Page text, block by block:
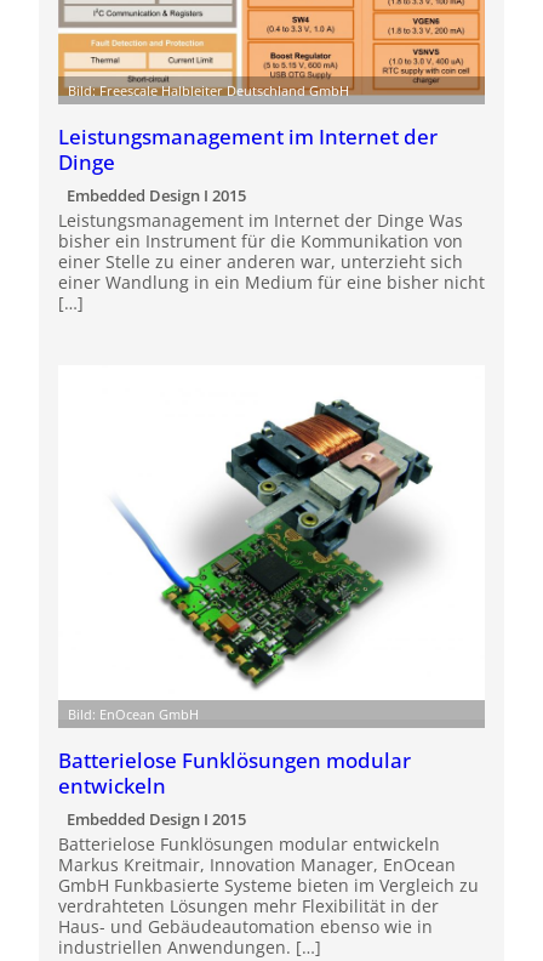
Bild: Freescale Halbleiter Deutschland GmbH
Leistungsmanagement im Internet der
Dinge
Embedded Design I 2015
Leistungsmanagement im Internet der Dinge Was
bisher ein Instrument für die Kommunikation von
einer Stelle zu einer anderen war, unterzieht sich
einer Wandlung in ein Medium für eine bisher nicht
[…]
Bild: EnOcean GmbH
Batterielose Funklösungen modular
entwickeln
Embedded Design I 2015
Batterielose Funklösungen modular entwickeln
Markus Kreitmair, Innovation Manager, EnOcean
GmbH Funkbasierte Systeme bieten im Vergleich zu
verdrahteten Lösungen mehr Flexibilität in der
Haus- und Gebäudeautomation ebenso wie in
industriellen Anwendungen. […]